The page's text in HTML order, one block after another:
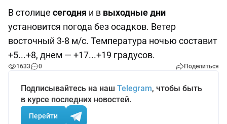
В столице сегодня и в выходные дни
установится погода без осадков. Ветер
восточный 3-8 м/с. Температура ночью составит
+5...+8, днем — +17...+19 градусов.
1633 0 Поделиться
Подписывайтесь на наш Telegram, чтобы быть
в курсе последних новостей.
Перейти